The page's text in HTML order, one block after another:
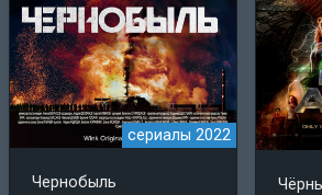
сериалы 2022
Чернобыль